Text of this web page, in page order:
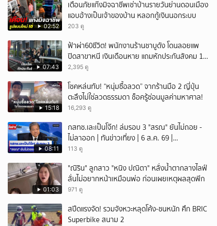
02:52
เตือนภัยแก๊งมิจฉาชีพเช่าบ้านรายวันย่านดอนเมือง
แอบอ้างเป็นเจ้าของบ้าน หลอกกู้เงินนอกระบบ
203 ดู
07:43
ฟ้าผ่า60ชีวิต! พนักงานร้านชาบูดัง โดนลอยแพ
ปิดสาขาหนี เงินเดือนหาย แถมหักประกันสังคม 11
เดือนแต่ไม่ส่ง?
2,395 ดู
15:18
โชคหล่นทับ! “หนุ่มซื้อลวด” จากร้านมือ 2 ญี่ปุ่น
ตะลึงไม่ใช่ลวดธรรมดา ช็อครู้ซ่อนมูลค่ามหาศาล!
16,293 ดู
08:11
กสทช.เละเป็นโจ๊ก! ล่มรอบ 3 "สรณ" ยันไม่ถอย -
ไม่ลาออก | ทันข่าวเที่ยง | 6 ส.ค. 69 |
NationTV22
113 ดู
01:03
"ณิริน" ลูกสาว "หนิง ปณิตา" หลั่งน้ำตากลางไลฟ์
ลั่นไม่อยากหน้าเหมือนพ่อ ก่อนเผยเหตุผลสุดพีก
971 ดู
สปีดแรงจัด! รวมจังหวะหลุดโค้ง-ชนหนัก ศึก BRIC
Superbike สนาม 2